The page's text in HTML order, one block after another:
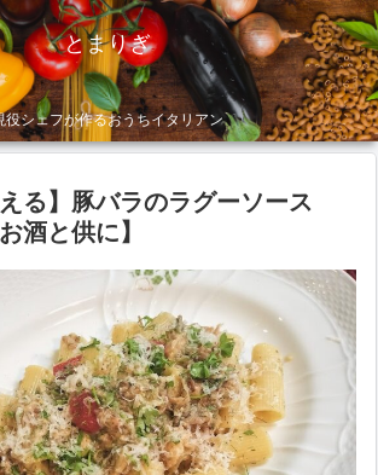
とまりぎ
役シェフが作るおうちイタリアン
える】豚バラのラグーソース
酒と供に】